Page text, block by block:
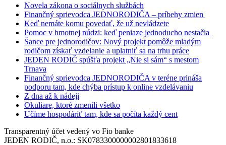
Novela zákona o sociálnych službách
Finančný sprievodca JEDNORODIČA – príbehy zmien
Keď nemáte komu povedať, že už nevládzete
Pomoc v hmotnej núdzi: keď peniaze jednoducho nestačia
Šance pre jednorodičov: Nový projekt pomôže mladým
rodičom získať vzdelanie a uplatniť sa na trhu práce
JEDEN RODIČ spúšťa projekt „Nie si sám“ s mestom
Trnava
Finančný sprievodca JEDNORODIČA v teréne prináša
podporu tam, kde chýba prístup k online vzdelávaniu
Z dna až k nádeji
Okuliare, ktoré zmenili všetko
Učíme hospodáriť tam, kde sa počíta každý cent
Transparentný účet vedený vo Fio banke
JEDEN RODIČ, n.o.: SK0783300000002801833618